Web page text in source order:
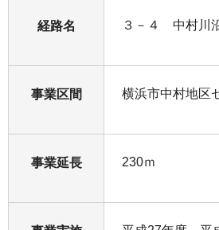
経路名 ３－４ 中村川
事業区間 横浜市中村地区
事業延長 230ｍ